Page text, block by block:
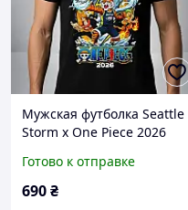
Мужская футболка Seattle
Storm x One Piece 2026
Готово к отправке
690₴